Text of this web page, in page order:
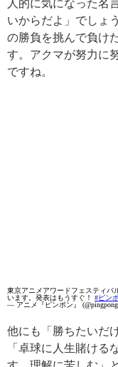
人的に気になった名
いからだよ」でしょ
の勝負を挑んで負け
す。アクマが努力に
ですね。
東京アニメアワードフェスティバ
います。発表はもうすぐ！ #ピン
— アニメ『ピンポン』
他にも「勝ちたいだ
「卓球に人生賭ける